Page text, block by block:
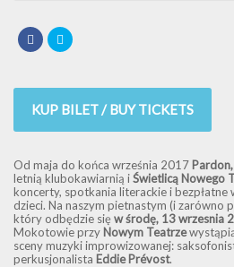
KUP BILET / BUY TICKETS
Od maja do końca września 2017
letnią klubokawiarnią iŚwietlicą Nowego
koncerty, spotkania literackie i bezpłatne
dzieci. Na naszym pietnastym (i zarówno
który odbędzie się w środę, 13 wrzesnia
Mokotowie przy Nowym Teatrze
sceny muzyki improwizowanej:
perkusjonalista Eddie Prévost.